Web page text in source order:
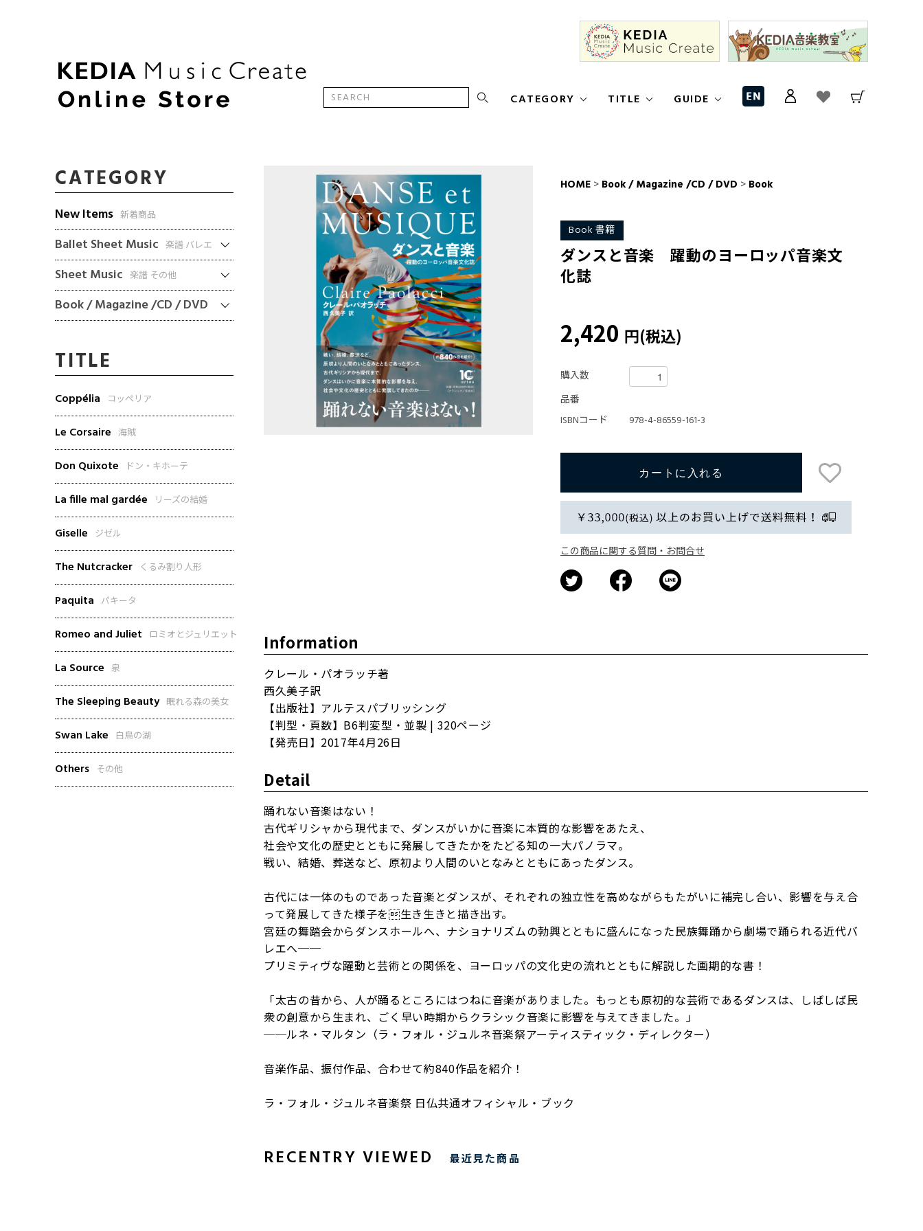
CATEGORY TITLE GUIDE
HOME > Book / Magazine /CD / DVD > Book
Book 書籍
ダンスと音楽 躍動のヨーロッパ音楽文
化誌
2,420 円(税込)
購入数
品番
ISBNコード
978-4-86559-161-3
この商品に関する質問・お問合せ
Information
クレール・パオラッチ著
西久美子訳
【出版社】アルテスパブリッシング
【判型・頁数】B6判変型・並製 | 320ページ
【発売日】2017年4月26日
Detail
踊れない音楽はない！
古代ギリシャから現代まで、ダンスがいかに音楽に本質的な影響をあたえ、
社会や文化の歴史とともに発展してきたかをたどる知の一大パノラマ。
戦い、結婚、葬送など、原初より人間のいとなみとともにあったダンス。
古代には一体のものであった音楽とダンスが、それぞれの独立性を高めながらもたがいに補完し合い、影響を与え合
って発展してきた様子を生き生きと描き出す。
宮廷の舞踏会からダンスホールへ、ナショナリズムの勃興とともに盛んになった民族舞踊から劇場で踊られる近代バ
レエへ──
プリミティヴな躍動と芸術との関係を、ヨーロッパの文化史の流れとともに解説した画期的な書！
「太古の昔から、人が踊るところにはつねに音楽がありました。もっとも原初的な芸術であるダンスは、しばしば民
衆の創意から生まれ、ごく早い時期からクラシック音楽に影響を与えてきました。」
──ルネ・マルタン（ラ・フォル・ジュルネ音楽祭アーティスティック・ディレクター）
音楽作品、振付作品、合わせて約840作品を紹介！
ラ・フォル・ジュルネ音楽祭 日仏共通オフィシャル・ブック
RECENTRY VIEWED 最近見た商品
CATEGORY
New Items 新着商品
Ballet Sheet Music 楽譜 バレエ
Sheet Music 楽譜 その他
Book / Magazine /CD / DVD
TITLE
Coppélia コッペリア
Le Corsaire 海賊
Don Quixote ドン・キホーテ
La fille mal gardée リーズの結婚
Giselle ジゼル
The Nutcracker くるみ割り人形
Paquita パキータ
Romeo and Juliet ロミオとジュリエット
La Source 泉
The Sleeping Beauty 眠れる森の美女
Swan Lake 白鳥の湖
Others その他